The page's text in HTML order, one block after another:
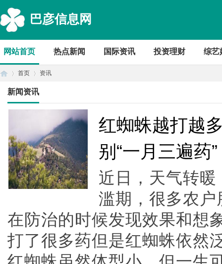
巴彦信息网
网站首页 热点新闻 国际资讯 投资理财 综艺
首页 资讯
新闻资讯
红蜘蛛越打越
别“一月三遍药
近日，天气转
滥期，很多农
在防治的时候发现效果和想
打了很多药但是红蜘蛛依然